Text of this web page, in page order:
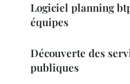
Logiciel planning
équipes
Découverte des
publiques